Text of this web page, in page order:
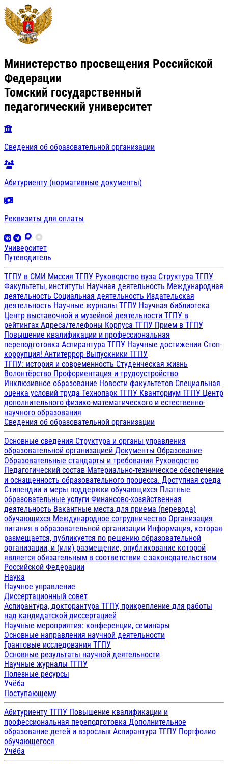
Министерство просвещения Российской
Федерации
Томский государственный
педагогический университет
Сведения об образовательной организации
Абитуриенту (нормативные документы)
Реквизиты для оплаты
Университет
Путеводитель
ТГПУ в СМИ Миссия ТГПУ Руководство вуза Структура ТГПУ
Факультеты, институты Научная деятельность Международная
деятельность Социальная деятельность Издательская
деятельность Научные журналы ТГПУ Научная библиотека
Центр выставочной и музейной деятельности ТГПУ в
рейтингах Адреса/телефоны Корпуса ТГПУ Прием в ТГПУ
Повышение квалификации и профессиональная
переподготовка Аспирантура ТГПУ Научные достижения Стоп-
коррупция! Антитеррор Выпускники ТГПУ
ТГПУ: история и современность Студенческая жизнь
Волонтёрство Профориентация и трудоустройство
Инклюзивное образование Новости факультетов Специальная
оценка условий труда Технопарк ТГПУ Кванториум ТГПУ Центр
дополнительного физико-математического и естественно-
научного образования
Сведения об образовательной организации
Основные сведения Структура и органы управления
образовательной организацией Документы Образование
Образовательные стандарты и требования Руководство
Педагогический состав Материально-техническое обеспечение
и оснащенность образовательного процесса. Доступная среда
Стипендии и меры поддержки обучающихся Платные
образовательные услуги Финансово-хозяйственная
деятельность Вакантные места для приема (перевода)
обучающихся Международное сотрудничество Организация
питания в образовательной организации Информация, которая
размещается, публикуется по решению образовательной
организации, и (или) размещение, опубликование которой
является обязательным в соответствии с законодательством
Российской Федерации
Наука
Научное управление
Диссертационный совет
Аспирантура, докторантура ТГПУ, прикрепление для работы
над кандидатской диссертацией
Научные мероприятия: конференции, семинары
Основные направления научной деятельности
Грантовые исследования ТГПУ
Основные результаты научной деятельности
Научные журналы ТГПУ
Полезные ресурсы
Учёба
Поступающему
Абитуриенту ТГПУ Повышение квалификации и
профессиональная переподготовка Дополнительное
образование детей и взрослых Аспирантура ТГПУ Портфолио
обучающегося
Учёба